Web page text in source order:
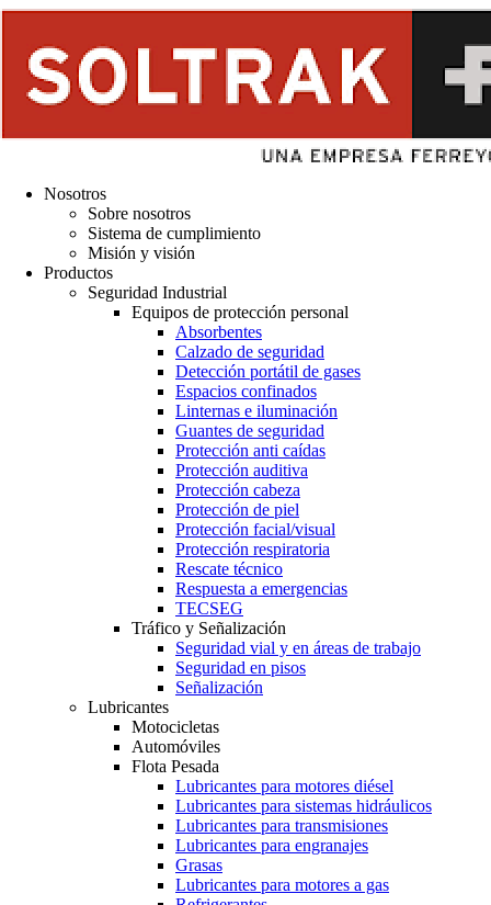
Nosotros
Sobre nosotros
Sistema de cumplimiento
Misión y visión
Productos
Seguridad Industrial
Equipos de protección personal
Absorbentes
Calzado de seguridad
Detección portátil de gases
Espacios confinados
Linternas e iluminación
Guantes de seguridad
Protección anti caídas
Protección auditiva
Protección cabeza
Protección de piel
Protección facial/visual
Protección respiratoria
Rescate técnico
Respuesta a emergencias
TECSEG
Tráfico y Señalización
Seguridad vial y en áreas de trabajo
Seguridad en pisos
Señalización
Lubricantes
Motocicletas
Automóviles
Flota Pesada
Lubricantes para motores diésel
Lubricantes para sistemas hidráulicos
Lubricantes para transmisiones
Lubricantes para engranajes
Grasas
Lubricantes para motores a gas